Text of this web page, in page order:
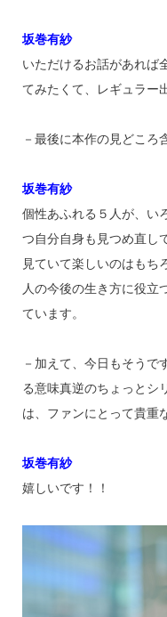
坂巻有紗
いただけるお話があれば
てみたくて、レギュラー
－最後に本作の見どころ
坂巻有紗
個性あふれる５人が、い
つ自分自身も見つめ直し
見ていて楽しいのはもち
人の今後の生き方に役立
ています。
－加えて、今日もそうで
る意味真逆のちょっとシ
は、ファンにとって貴重
坂巻有紗
嬉しいです！！